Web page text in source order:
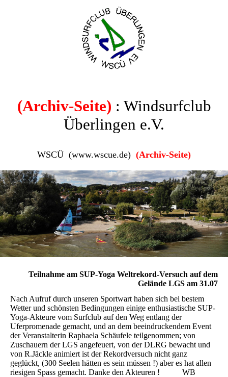
(Archiv-Seite) : Windsurfclub
Überlingen e.V.
WSCÜ (www.wscue.de) (Archiv-Seite)
Teilnahme am SUP-Yoga Weltrekord-Versuch auf dem
Gelände LGS am 31.07
Nach Aufruf durch unseren Sportwart haben sich bei bestem
Wetter und schönsten Bedingungen einige enthusiastische SUP-
Yoga-Akteure vom Surfclub auf den Weg entlang der
Uferpromenade gemacht, und an dem beeindruckendem Event
der Veranstalterin Raphaela Schäufele teilgenommen; von
Zuschauern der LGS angefeuert, von der DLRG bewacht und
von R.Jäckle animiert ist der Rekordversuch nicht ganz
geglückt, (300 Seelen hätten es sein müssen !) aber es hat allen
riesigen Spass gemacht. Danke den Akteuren ! WB